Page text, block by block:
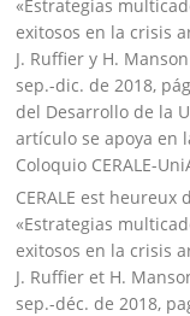
«Estrategias
exitosos en la crisis
J. Ruffier y H.
sep.-dic. de 2018,
del Desarrollo de la
artículo se apoya en
Coloquio CERALE-
CERALE est heureux
«Estrategias
exitosos en la crisis
J. Ruffier et H.
sep.-déc. de 2018,